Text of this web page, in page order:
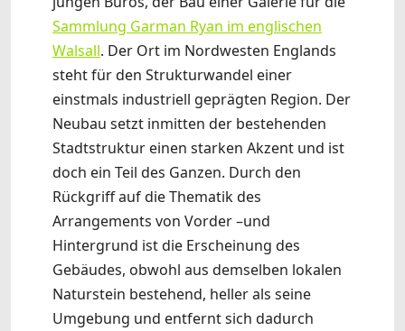
Sammlung Garman Ryan im englischen
Walsall. Der Ort im Nordwesten Englands
steht für den Strukturwandel einer
einstmals industriell geprägten Region. Der
Neubau setzt inmitten der bestehenden
Stadtstruktur einen starken Akzent und ist
doch ein Teil des Ganzen. Durch den
Rückgriff auf die Thematik des
Arrangements von Vorder –und
Hintergrund ist die Erscheinung des
Gebäudes, obwohl aus demselben lokalen
Naturstein bestehend, heller als seine
Umgebung und entfernt sich dadurch